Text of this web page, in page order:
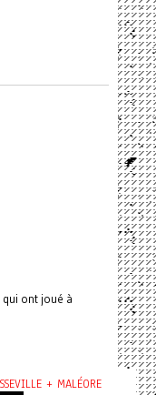
ont joué à
+ MALÉORE